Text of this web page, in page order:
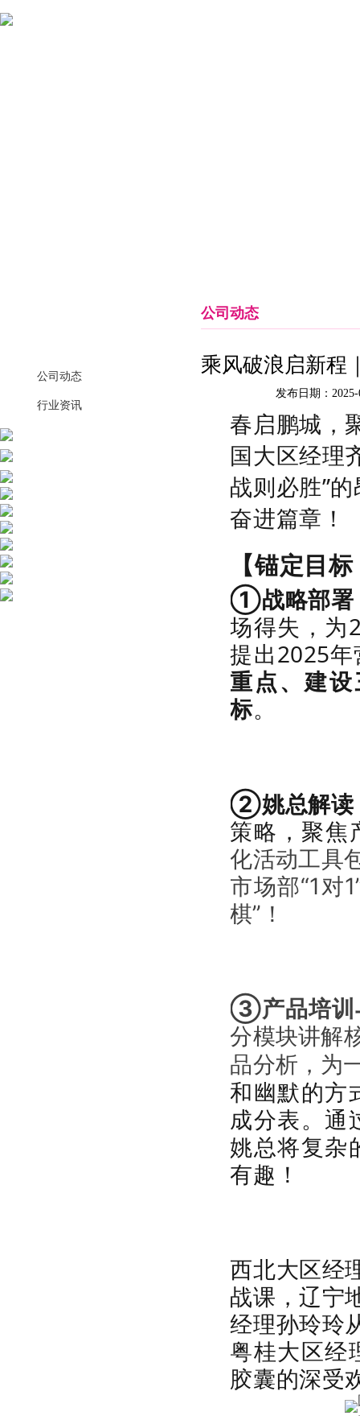
公司动态
行业资讯
公司动态
乘风破浪启新程
发布日期：2025-
春启鹏城，
国大区经理
战则必胜”
奋进篇章！
【锚定目
①战略部署
场得失，为
提出2025
重点、建
标。
②姚总解读
策略，聚焦
化活动工具
市场部“1对
棋”！
③产品培训
分模块讲解
品分析，为
和幽默的方
成分表。通
姚总将复杂
有趣！
西北大区经
战课，辽宁
经理孙玲玲
粤桂大区经
胶囊的深受